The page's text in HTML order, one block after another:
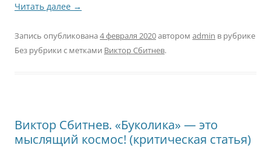
Читать далее →
Запись опубликована 4 февраля 2020автором admin в рубрике
Без рубрики с метками Виктор Сбитнев.
Виктор Сбитнев. «Буколика» — это
мыслящий космос! (критическая статья)